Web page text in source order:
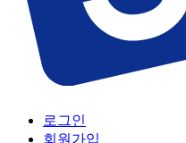
로그인
회원가입